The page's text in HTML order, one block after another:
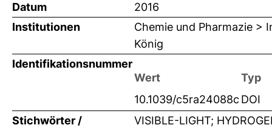
Datum
2016
Institutionen
Chemie und Pharmazie >
König
Identifikationsnummer
Wert
Typ
10.1039/c5ra24088cDOI
Stichwörter /
VISIBLE-LIGHT;